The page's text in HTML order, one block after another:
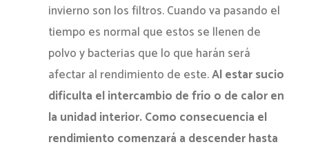
invierno son los filtros. Cuando va pasando el
tiempo es normal que estos se llenen de
polvo y bacterias que lo que harán será
afectar al rendimiento de este.Al estar sucio
dificulta el intercambio de frío o de calor en
la unidad interior. Como consecuencia el
rendimiento comenzará a descender hasta